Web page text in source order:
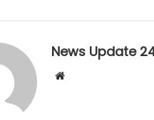
News Update
Website